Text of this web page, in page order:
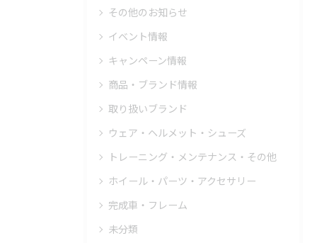
その他のお知らせ
イベント情報
キャンペーン情報
商品・ブランド情報
取り扱いブランド
ウェア・ヘルメット・シューズ
トレーニング・メンテナンス・その他
ホイール・パーツ・アクセサリー
完成車・フレーム
未分類